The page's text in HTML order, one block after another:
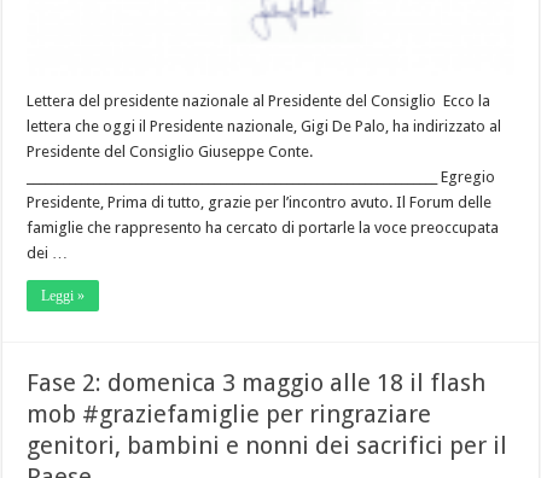
Lettera del presidente nazionale al Presidente del Consiglio Ecco la
lettera che oggi il Presidente nazionale, Gigi De Palo, ha indirizzato al
Presidente del Consiglio Giuseppe Conte.
____________________________________________________________________ Egregio
Presidente, Prima di tutto, grazie per l’incontro avuto. Il Forum delle
famiglie che rappresento ha cercato di portarle la voce preoccupata
dei …
Leggi »
Fase 2: domenica 3 maggio alle 18 il flash
mob #graziefamiglie per ringraziare
genitori, bambini e nonni dei sacrifici per il